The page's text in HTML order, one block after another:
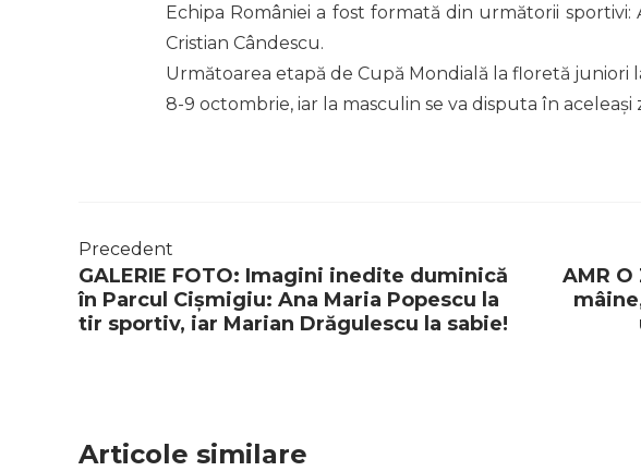
Echipa României a fost formată din următorii sportivi:
Cristian Cândescu.
Următoarea etapă de Cupă Mondială la floretă juniori
8-9 octombrie, iar la masculin se va disputa în aceleași
Precedent
GALERIE FOTO: Imagini inedite duminică
în Parcul Cișmigiu: Ana Maria Popescu la
tir sportiv, iar Marian Drăgulescu la sabie!
AMR O
Articole similare